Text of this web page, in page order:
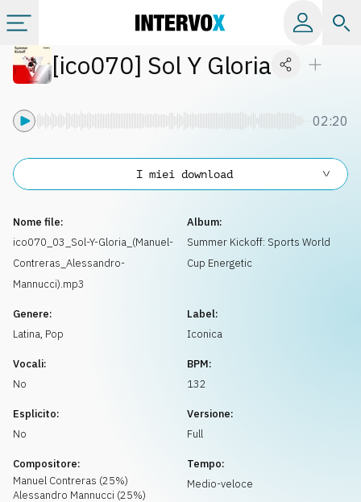
Categorie
Album
Playlist
Licenze
[ico070] Sol Y Gloria
02:20
Nome file:
ico070_03_Sol-Y-Gloria_(Manuel-
Contreras_Alessandro-
Mannucci).mp3
Album:
Summer Kickoff: Sports World
Cup Energetic
Genere:
Latina, Pop
Label:
Iconica
Vocali:
No
BPM:
132
Esplicito:
No
Versione:
Full
Compositore:
Manuel Contreras (25%)
Alessandro Mannucci (25%)
Tempo:
Medio-veloce
I miei download